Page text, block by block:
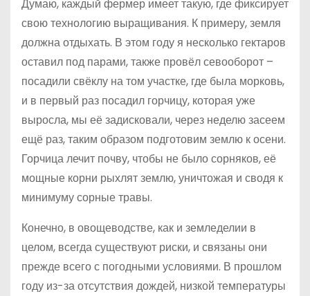
Думаю, каждый фермер имеет такую, где фиксирует
свою технологию выращивания. К примеру, земля
должна отдыхать. В этом году я несколько гектаров
оставил под парами, также провёл севооборот –
посадили свёклу на том участке, где была морковь,
и в первый раз посадил горчицу, которая уже
выросла, мы её задисковали, через неделю засеем
ещё раз, таким образом подготовим землю к осени.
Горчица лечит почву, чтобы не было сорняков, её
мощные корни рыхлят землю, уничтожая и сводя к
минимуму сорные травы.
Конечно, в овощеводстве, как и земледелии в
целом, всегда существуют риски, и связаны они
прежде всего с погодными условиями. В прошлом
году из-за отсутствия дождей, низкой температуры